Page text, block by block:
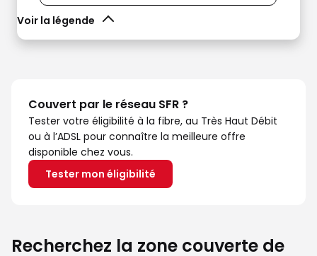
Voir la légende
Couvert par le réseau SFR ?
Tester votre éligibilité à la fibre, au Très Haut Débit
ou à l’ADSL pour connaître la meilleure offre
disponible chez vous.
Tester mon éligibilité
Recherchez la zone couverte de